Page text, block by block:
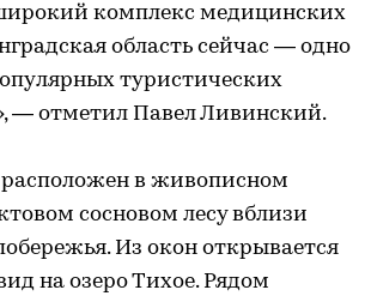
комплекс медицинских
область сейчас — одно
туристических
— отметил Павел Ливинский.
в живописном
сосновом лесу вблизи
Из окон открывается
на озеро Тихое. Рядом